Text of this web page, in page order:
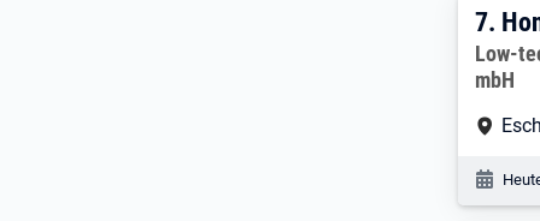
7.
7.
Low-
mbH